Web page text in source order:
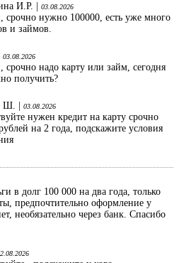
И.Р. | 03.08.2026
срочно нужно 100000, есть уже много
и займов.
03.08.2026
срочно надо карту или займ, сегодня
получить?
Ш. | 03.08.2026
нужен кредит на карту срочно
на 2 года, подскажите условия
в долг 100 000 на два года, только
предпочтительно оформление у
необязательно через банк. Спасибо